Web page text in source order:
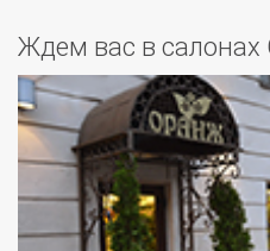
Ждем вас в